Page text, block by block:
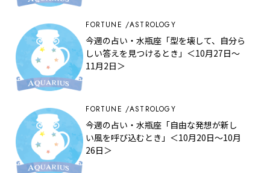
FORTUNE ASTROLOGY
今週の占い・水瓶座「型を壊して、自分ら
しい答えを見つけるとき」＜10月27日～
11月2日＞
FORTUNE ASTROLOGY
今週の占い・水瓶座「自由な発想が新し
い風を呼び込むとき」＜10月20日～10月
26日＞